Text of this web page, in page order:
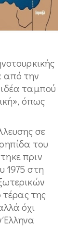
από την
ταμπού
όπως
σε
του
πριν
1975 στη
τέρας της
όχι
Έλληνα